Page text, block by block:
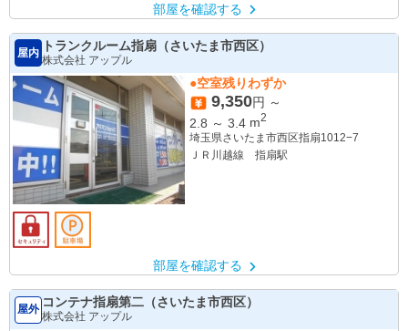
部屋を確認する
屋内
トランクルーム指扇（さいたま市西区）
株式会社 アップル
●空室残りわずか
9,350円 ～
2.8 ～ 3.4 m2
埼玉県さいたま市西区指扇1012−7
ＪＲ川越線 指扇駅
部屋を確認する
屋外 コンテナ指扇第二（さいたま市西区）
株式会社 アップル